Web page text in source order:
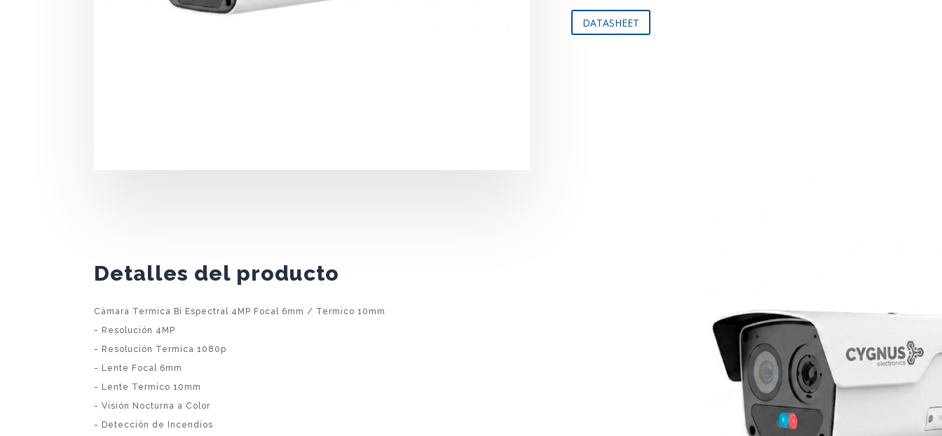
DATASHEET
Detalles del producto
Cámara Termica Bi Espectral 4MP Focal 6mm / Termico 10mm
- Resolución 4MP
- Resolución Termica 1080p
- Lente Focal 6mm
- Lente Termico 10mm
- Visión Nocturna a Color
- Detección de Incendios